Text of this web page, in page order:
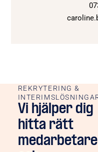
REKRYTERING &
Vi hjälper dig
hitta rätt
medarbetare